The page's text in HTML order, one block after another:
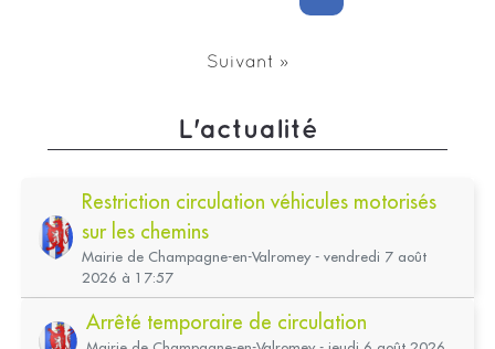
Suivant »
L'actualité